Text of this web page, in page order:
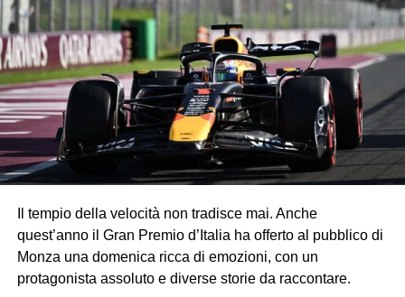
Il tempio della velocità non tradisce mai. Anche
quest’anno il Gran Premio d’Italia ha offerto al pubblico di
Monza una domenica ricca di emozioni, con un
protagonista assoluto e diverse storie da raccontare.